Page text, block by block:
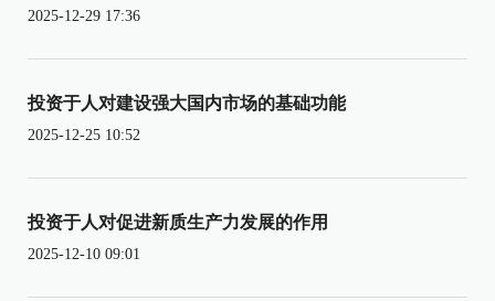
2025-12-29 17:36
投资于人对建设强大国内市场的基础功能
2025-12-25 10:52
投资于人对促进新质生产力发展的作用
2025-12-10 09:01